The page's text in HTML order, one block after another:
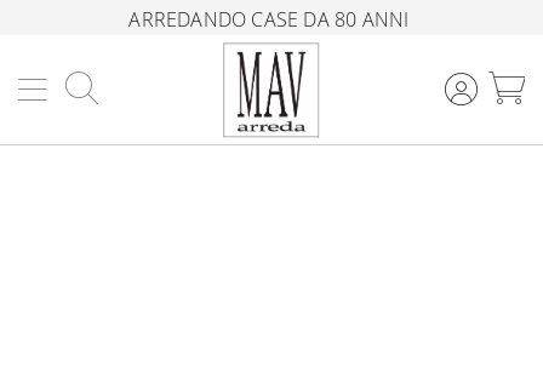
ARREDANDO CASE DA 80 ANNI